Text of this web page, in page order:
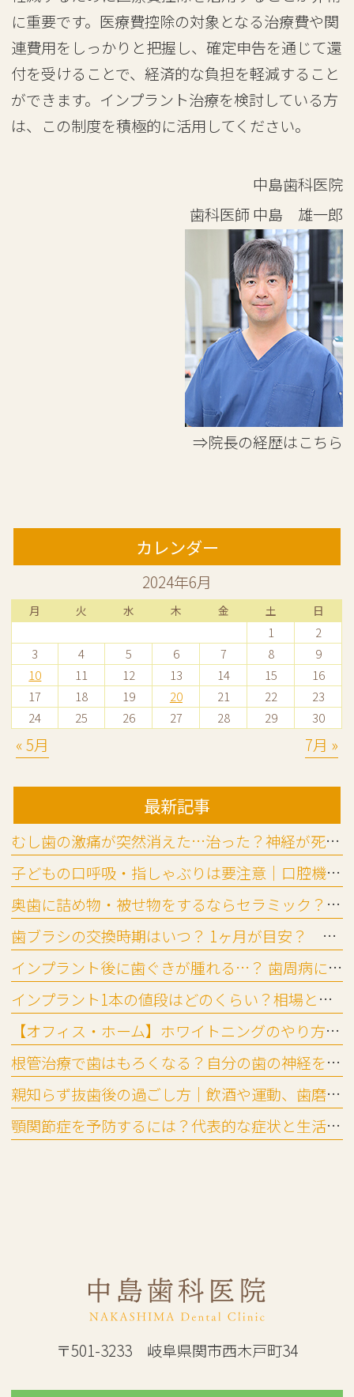
に重要です。医療費控除の対象となる治療費や関
連費用をしっかりと把握し、確定申告を通じて還
付を受けることで、経済的な負担を軽減すること
ができます。インプラント治療を検討している方
は、この制度を積極的に活用してください。
中島歯科医院
歯科医師中島 雄一郎
⇒院長の経歴はこちら
カレンダー
2024年6月
月 火 水 木 金 土 日
1
2
3
4 5 6 7 8
9
10
11 12 13 14 15
16
17
18 19 20 21 22
23
24
25 26 27 28 29 30
« 5月 7月 »
最新記事
むし歯の激痛が突然消えた…治った？神経が死んだ？放置リスクを歯科医が解説
子どもの口呼吸・指しゃぶりは要注意｜口腔機能発達不全症チェック法
奥歯に詰め物・被せ物をするならセラミック？ ジルコニア？違いと選び方
歯ブラシの交換時期はいつ？ 1ヶ月が目安？ 替え時と替えないリスク
インプラント後に歯ぐきが腫れる…？ 歯周病に似た「インプラント周囲炎」とは
インプラント1本の値段はどのくらい？相場と費用の内訳を詳しく解説
【オフィス・ホーム】ホワイトニングのやり方と頻度の目安
根管治療で歯はもろくなる？自分の歯の神経を残すメリットと起こりやすいトラブル
親知らず抜歯後の過ごし方｜飲酒や運動、歯磨き・入浴はいつ再開できる？
顎関節症を予防するには？代表的な症状と生活習慣でできる対策
〒501-3233 岐阜県関市西木戸町34